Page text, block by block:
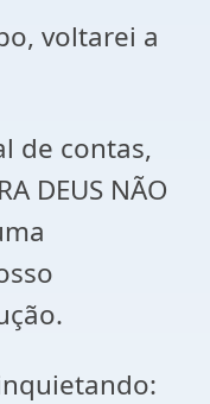
voltarei a
de contas,
DEUS NÃO